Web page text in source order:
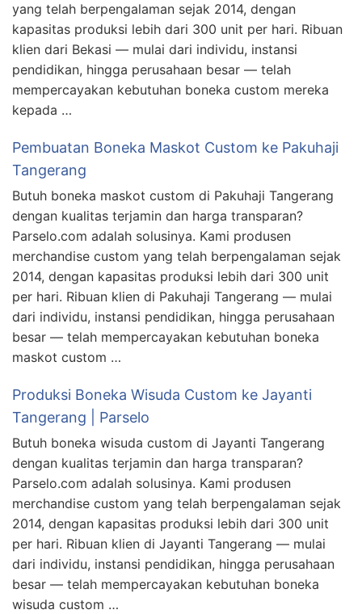
yang telah berpengalaman sejak 2014, dengan
kapasitas produksi lebih dari 300 unit per hari. Ribuan
klien dari Bekasi — mulai dari individu, instansi
pendidikan, hingga perusahaan besar — telah
mempercayakan kebutuhan boneka custom mereka
kepada …
Pembuatan Boneka Maskot Custom ke Pakuhaji
Tangerang
Butuh boneka maskot custom di Pakuhaji Tangerang
dengan kualitas terjamin dan harga transparan?
Parselo.com adalah solusinya. Kami produsen
merchandise custom yang telah berpengalaman sejak
2014, dengan kapasitas produksi lebih dari 300 unit
per hari. Ribuan klien di Pakuhaji Tangerang — mulai
dari individu, instansi pendidikan, hingga perusahaan
besar — telah mempercayakan kebutuhan boneka
maskot custom …
Produksi Boneka Wisuda Custom ke Jayanti
Tangerang | Parselo
Butuh boneka wisuda custom di Jayanti Tangerang
dengan kualitas terjamin dan harga transparan?
Parselo.com adalah solusinya. Kami produsen
merchandise custom yang telah berpengalaman sejak
2014, dengan kapasitas produksi lebih dari 300 unit
per hari. Ribuan klien di Jayanti Tangerang — mulai
dari individu, instansi pendidikan, hingga perusahaan
besar — telah mempercayakan kebutuhan boneka
wisuda custom …